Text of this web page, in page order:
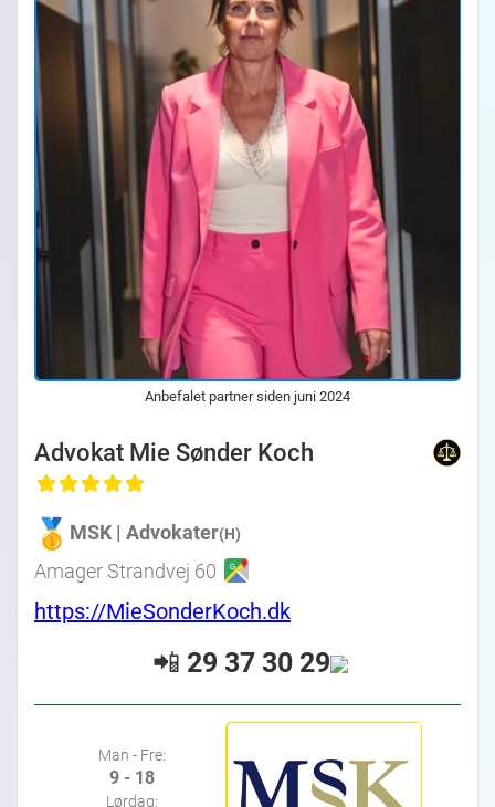
Anbefalet partner siden juni 2024
Advokat Mie Sønder Koch
MSK | Advokater(H)
Amager Strandvej 60
https://MieSonderKoch.dk
📲 29 37 30 29
Man - Fre:
9 - 18
Lørdag: